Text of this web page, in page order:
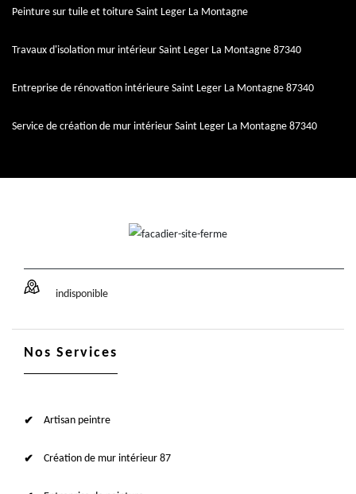
Peinture sur tuile et toiture Saint Leger La Montagne
Travaux d'isolation mur intérieur Saint Leger La Montagne 87340
Entreprise de rénovation intérieure Saint Leger La Montagne 87340
Service de création de mur intérieur Saint Leger La Montagne 87340
indisponible
Nos Services
Artisan peintre
Création de mur intérieur 87